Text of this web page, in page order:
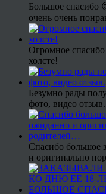
Большое спасибо
очень очень
Огромное
холсте!
Безумно рады
фото, видео отзыв.
Спасибо большое
и оригинально